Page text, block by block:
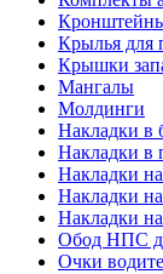
Кронштейны
Крылья для
Крышки
Мангалы
Молдинги
Накладки в
Накладки в
Накладки
Накладки
Накладки
Обод НПС
Очки